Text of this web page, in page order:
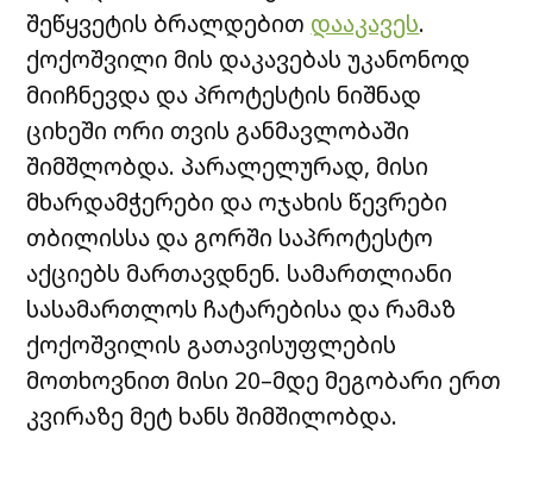
შეწყვეტის ბრალდებით დააკავეს.
ქოქოშვილი მის დაკავებას უკანონოდ
მიიჩნევდა და პროტესტის ნიშნად
ციხეში ორი თვის განმავლობაში
შიმშლობდა. პარალელურად, მისი
მხარდამჭერები და ოჯახის წევრები
თბილისსა და გორში საპროტესტო
აქციებს მართავდნენ. სამართლიანი
სასამართლოს ჩატარებისა და რამაზ
ქოქოშვილის გათავისუფლების
მოთხოვნით მისი 20–მდე მეგობარი ერთ
კვირაზე მეტ ხანს შიმშილობდა.